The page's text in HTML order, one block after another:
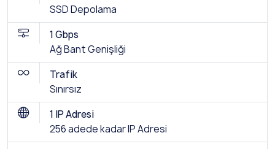
SSD Depolama
1 Gbps
Ağ Bant Genişliği
Trafik
Sınırsız
1 IP Adresi
256 adede kadar IP Adresi